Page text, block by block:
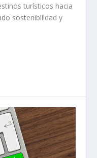
turísticos hacia
sostenibilidad y